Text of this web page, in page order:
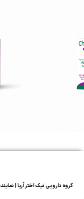
گروه دارویی نیک اختر آریا |